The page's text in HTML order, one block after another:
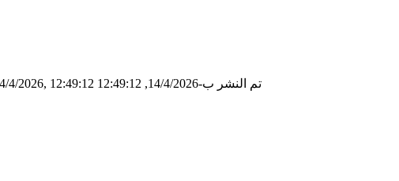
4/2026, 12:49:12 تم النشر ب-14/4/2026, 12:49:12